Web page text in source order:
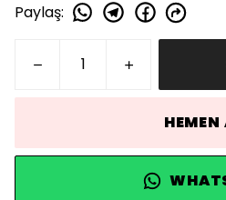
Paylaş:
HEMEN